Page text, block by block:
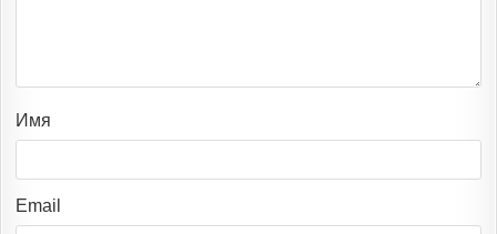
Имя
Email